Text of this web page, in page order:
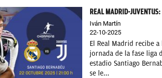
REAL MADRID-
Iván Martín
22-10-2025
El Real Madrid recibe
jornada de la fase liga
estadio Santiago
se le...